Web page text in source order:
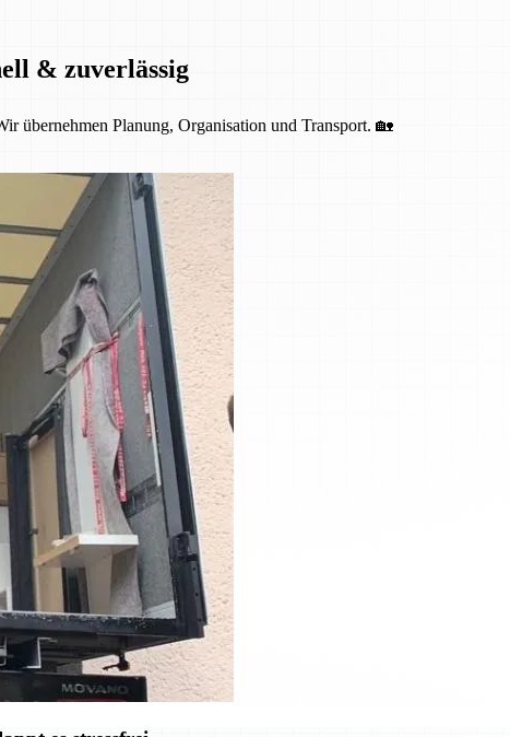
& zuverlässig
übernehmen Planung, Organisation und Transport. 🏡